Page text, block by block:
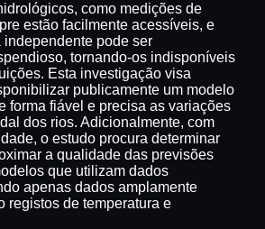
como medições de
estão facilmente acessíveis, e
independente pode ser
tornando-os indisponíveis
Esta investigação visa
publicamente um modelo
forma fiável e precisa as variações
dos rios. Adicionalmente, com
o estudo procura determinar
a qualidade das previsões
que utilizam dados
apenas dados amplamente
registos de temperatura e